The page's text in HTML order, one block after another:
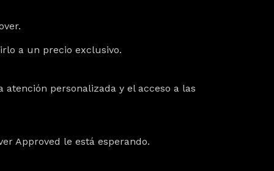
a un precio exclusivo.
personalizada y el acceso a las
Approved le está esperando.